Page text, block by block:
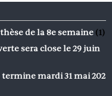
de la 8e semaine (1)
sera close le 29 juin
termine mardi 31 mai 202